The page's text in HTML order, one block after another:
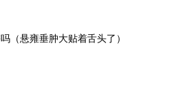
（悬雍垂肿大贴着舌头了）